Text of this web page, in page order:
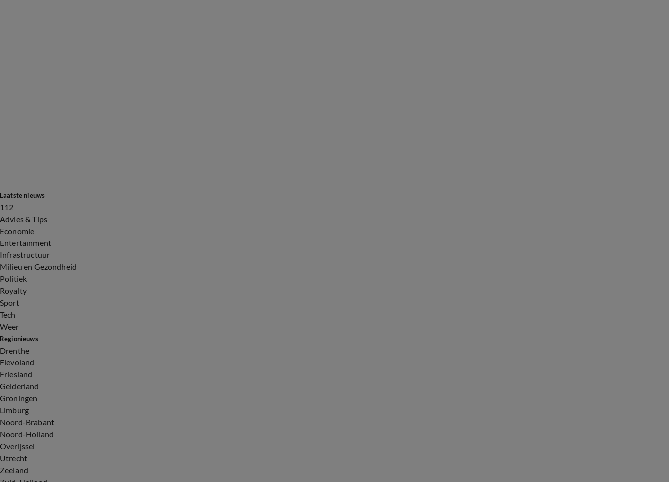
Laatste nieuws
112
Advies & Tips
Economie
Entertainment
Infrastructuur
Milieu en Gezondheid
Politiek
Royalty
Sport
Tech
Weer
Regionieuws
Drenthe
Flevoland
Friesland
Gelderland
Groningen
Limburg
Noord-Brabant
Noord-Holland
Overijssel
Utrecht
Zeeland